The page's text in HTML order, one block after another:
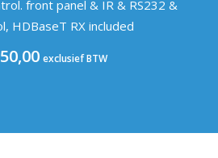
front panel & IR & RS232 &
HDBaseT RX included
exclusief BTW